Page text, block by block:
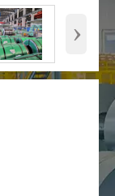
›